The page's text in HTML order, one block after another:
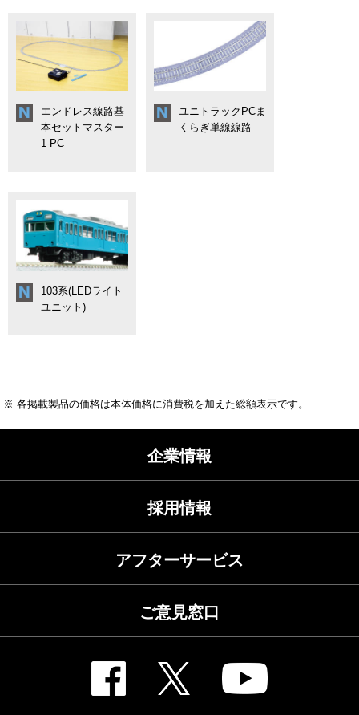
エンドレス線路基
本セットマスター
1-PC
ユニトラックPCま
くらぎ単線線路
103系(LEDライト
ユニット)
※ 各掲載製品の価格は本体価格に消費税を加えた総額表示です。
企業情報
採用情報
アフターサービス
ご意見窓口